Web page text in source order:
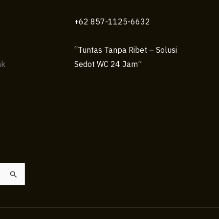
+62 857-1125-6632
“Tuntas Tanpa Ribet – Solusi
Sedot WC 24 Jam”